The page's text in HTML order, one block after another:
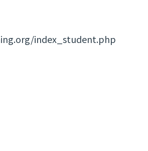
index_student.php